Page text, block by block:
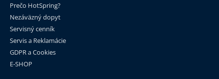
Prečo HotSpring?
Nezáväzný dopyt
Servisný cenník
Servis a Reklamácie
GDPR a Cookies
E-SHOP